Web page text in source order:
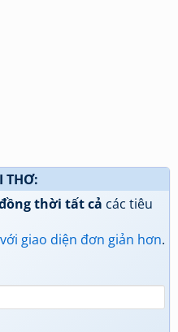
THƠ:
thời tất cả các tiêu
giao diện đơn giản hơn.